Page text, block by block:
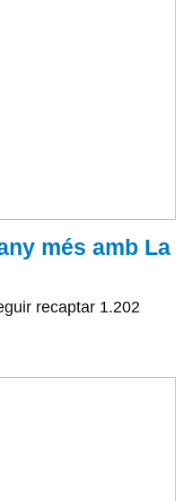
més amb La
recaptar 1.202